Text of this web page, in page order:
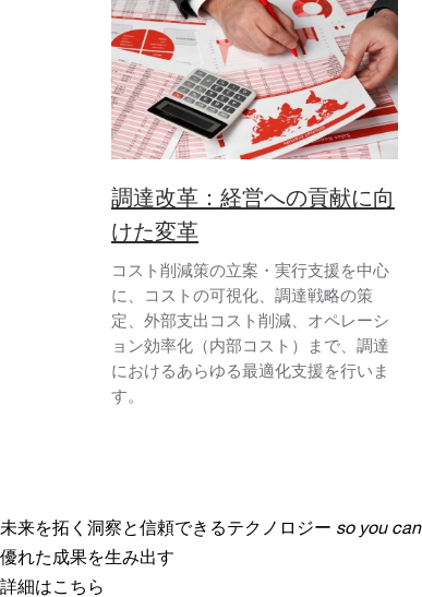
調達改革：経営への貢献に向
けた変革
コスト削減策の立案・実行支援を中心
に、コストの可視化、調達戦略の策
定、外部支出コスト削減、オペレーシ
ョン効率化（内部コスト）まで、調達
におけるあらゆる最適化支援を行いま
す。
未来を拓く洞察と信頼できるテクノロジー so you can
優れた成果を生み出す
詳細はこちら